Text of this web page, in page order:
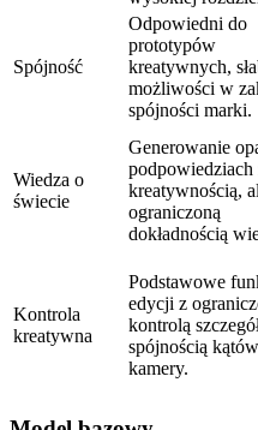
Spójność
Odpowiedni do
prototypów
kreatywnych,
możliwości w
spójności marki.
Wiedza o
świecie
Generowanie
podpowiedziach
kreatywnością,
ograniczoną
dokładnością
Kontrola
kreatywna
Podstawowe
edycji z
kontrolą
spójnością kątów
kamery.